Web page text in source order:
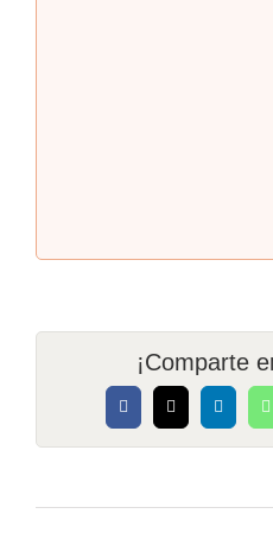
¡Comparte
Facebook
X LinkedIn